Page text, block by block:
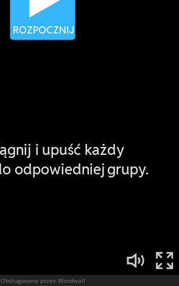
Obsługiwane przez Wordwall